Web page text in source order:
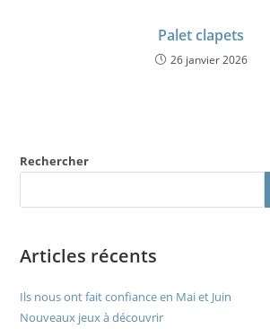
Palet clapets
26 janvier 2026
Rechercher
Articles récents
Ils nous ont fait confiance en Mai et Juin
Nouveaux jeux à découvrir